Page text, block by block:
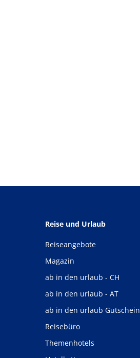
Reise und Urlaub
Reiseangebote
Magazin
ab in den urlaub - CH
ab in den urlaub - AT
ab in den urlaub Gutschein
Reisebüro
Themenhotels